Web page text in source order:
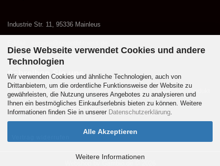
Diese Webseite verwendet Cookies und andere
Technologien
Wir verwenden Cookies und ähnliche Technologien, auch von
Drittanbietern, um die ordentliche Funktionsweise der Website zu
gewährleisten, die Nutzung unseres Angebotes zu analysieren und
Ihnen ein bestmögliches Einkaufserlebnis bieten zu können. Weitere
Informationen finden Sie in unserer Datenschutzerklärung.
Alle Akzeptieren
Weitere Informationen
Industrie Str. 11, 95336 Mainleus
Schreiben Sie uns
Unsere Berater sind Fitness-Experten und beraten Sie welches Produkt
für Sie am besten geeignet ist.